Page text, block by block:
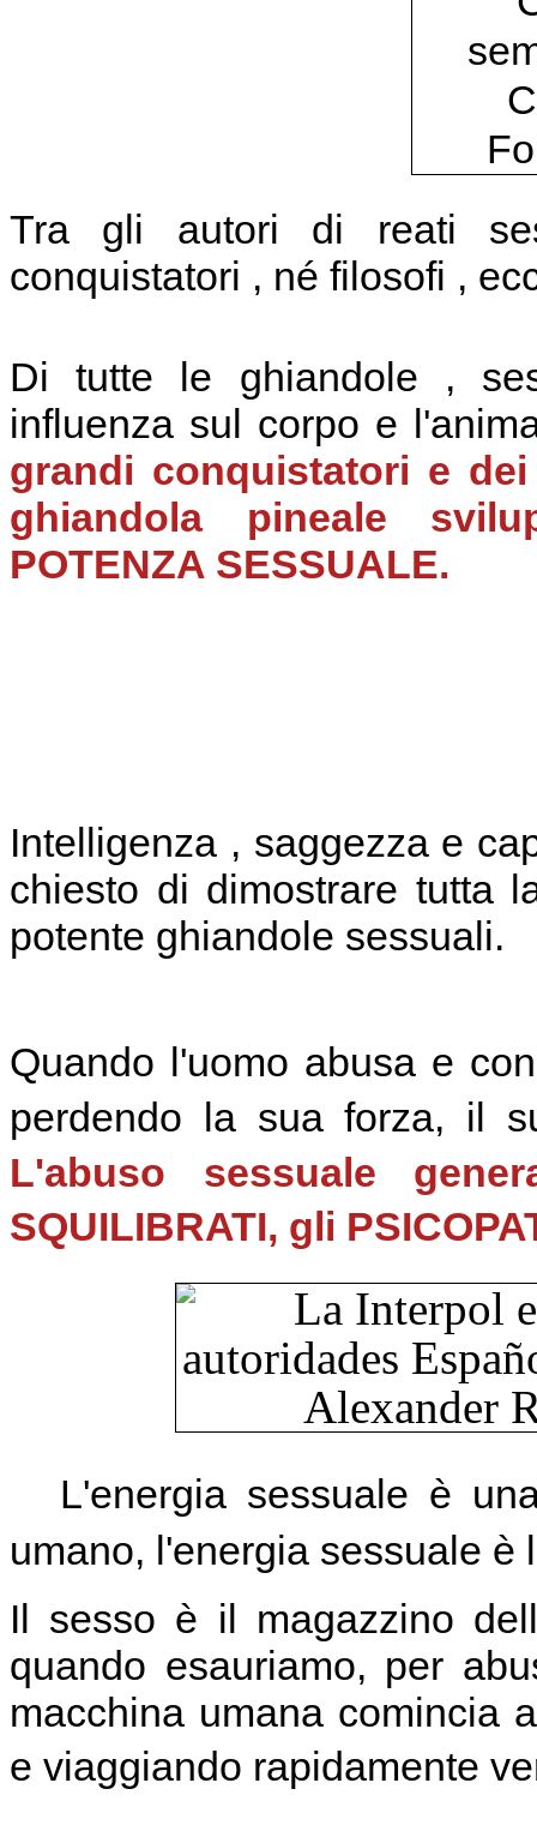
Tra gli autori di reati
conquistatori , né filosofi ,
Di tutte le ghiandole ,
influenza sul corpo e
grandi conquistatori e
ghiandola pineale
POTENZA SESSUALE.
Intelligenza , saggezza e
chiesto di dimostrare tutta
potente ghiandole sessuali.
Quando l'uomo abusa e
perdendo la sua forza, il
L'abuso sessuale
SQUILIBRATI, gli
L'energia sessuale è
umano, l'energia sessuale
Il sesso è il magazzino
quando esauriamo, per
macchina umana comincia
e viaggiando rapidamente